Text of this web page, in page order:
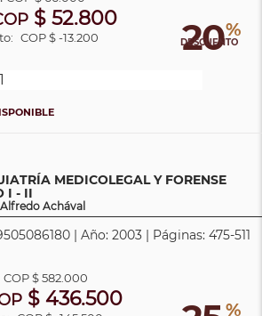
20%
DESCUENTO
$ 52.800
COP $ -13.200
MEDICOLEGAL Y FORENSE
I - II
Achával
| Año: 2003 | Páginas: 475-511
%
COP$ 582.000
$ 436.500